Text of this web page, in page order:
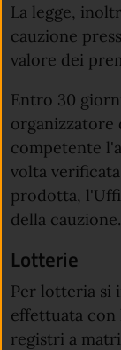
La legge,
cauzione
valore dei
Entro 30
organizzatore
competente
volta
prodotta,
della cauzione.
Lotterie
Per lotteria si
effettuata con
registri a